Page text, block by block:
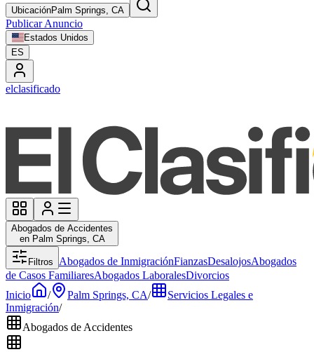
UbicaciónPalm Springs, CA
Publicar Anuncio
Estados Unidos
ES
elclasificado
Abogados de Accidentes
en Palm Springs, CA
Filtros Abogados de InmigraciónFianzasDesalojosAbogados
de Casos FamiliaresAbogados LaboralesDivorcios
Inicio
/ Palm Springs, CA/
Servicios Legales e
Inmigración/
Abogados de Accidentes